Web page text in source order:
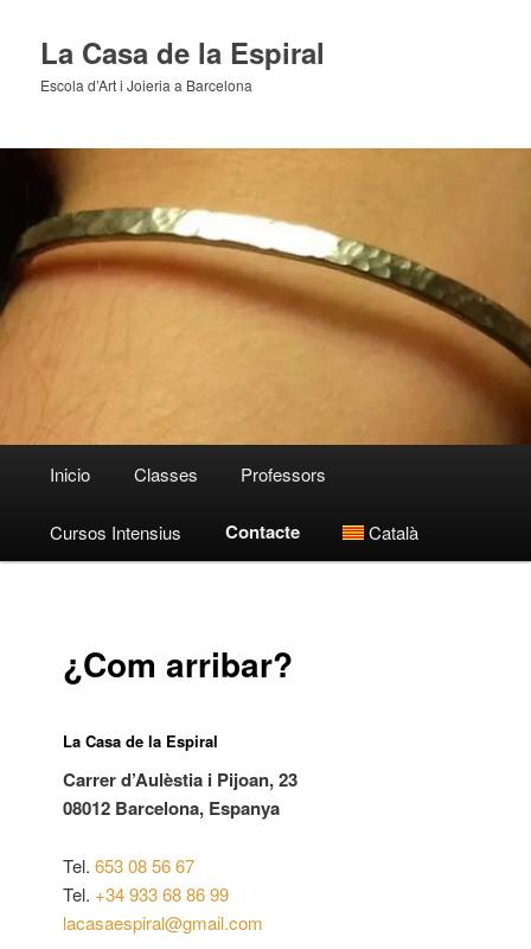
primary
content
La Casa de la Espiral
Escola d’Art i Joieria a Barcelona
Inicio Classes Professors
Cursos Intensius Contacte Català
¿Com arribar?
La Casa de la Espiral
Carrer d’Aulèstia i Pijoan, 23
08012 Barcelona, Espanya
Tel.653 08 56 67
Tel. +34 933 68 86 99
lacasaespiral@gmail.com